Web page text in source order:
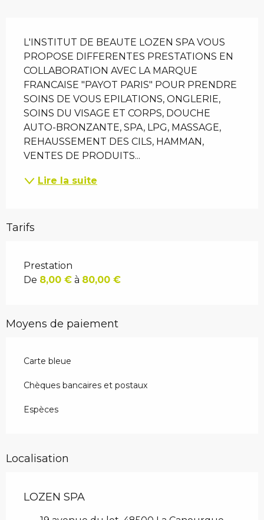
L'INSTITUT DE BEAUTE LOZEN SPA VOUS
PROPOSE DIFFERENTES PRESTATIONS EN
COLLABORATION AVEC LA MARQUE
FRANCAISE "PAYOT PARIS" POUR PRENDRE
SOINS DE VOUS EPILATIONS, ONGLERIE,
SOINS DU VISAGE ET CORPS, DOUCHE
AUTO-BRONZANTE, SPA, LPG, MASSAGE,
REHAUSSEMENT DES CILS, HAMMAN,
VENTES DE PRODUITS...
Lire la suite
Tarifs
Prestation
De 8,00 € à 80,00 €
Moyens de paiement
Carte bleue
Chèques bancaires et postaux
Espèces
Localisation
LOZEN SPA